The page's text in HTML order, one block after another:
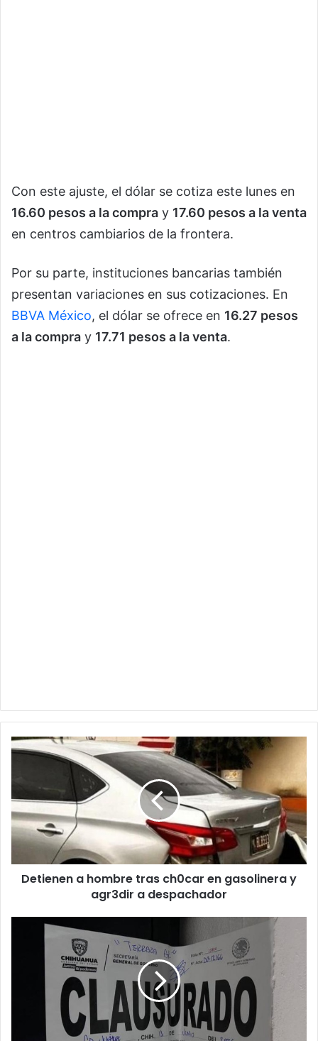
Con este ajuste, el dólar se cotiza este lunes en
16.60 pesos a la compra y 17.60 pesos a la venta
en centros cambiarios de la frontera.
Por su parte, instituciones bancarias también
presentan variaciones en sus cotizaciones. En
BBVA México, el dólar se ofrece en 16.27 pesos
a la compra y 17.71 pesos a la venta.
Detienen
tras
ch0car
en
gasolinera
agr3dir
Detienen a hombre tras ch0car en gasolinera y
agr3dir a despachador
Clausuran
terrazas